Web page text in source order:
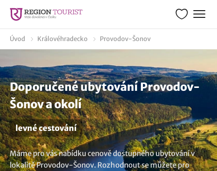
Úvod Královéhradecko Provodov-Šonov
Doporučené ubytování Provodov-
Šonov a okolí
levné cestování
Máme pro vás nabídku cenově dostupného ubytování v
lokalitě Provodov-Šonov. Rozhodnout se můžete pro